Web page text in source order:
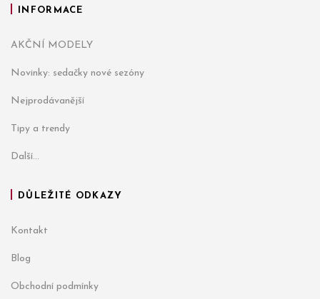
INFORMACE
AKČNÍ MODELY
Novinky: sedačky nové sezóny
Nejprodávanější
Tipy a trendy
Další...
DŮLEŽITÉ ODKAZY
Kontakt
Blog
Obchodní podmínky